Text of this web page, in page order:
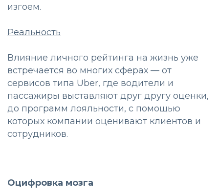
изгоем.
Реальность
Влияние личного рейтинга на жизнь уже
встречается во многих сферах — от
сервисов типа Uber, где водители и
пассажиры выставляют друг другу оценки,
до программ лояльности, с помощью
которых компании оценивают клиентов и
сотрудников.
Оцифровка мозга